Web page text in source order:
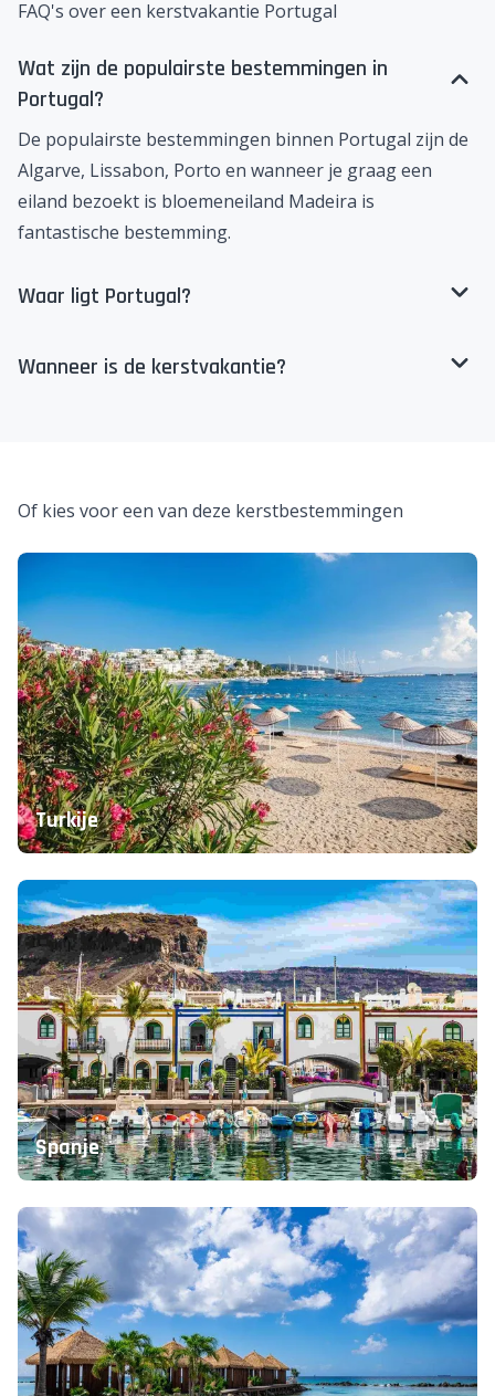
Corendon
FAQ's over een kerstvakantie Portugal
Wat zijn de populairste bestemmingen in
Portugal?
De populairste bestemmingen binnen Portugal zijn de
Waar ligt Portugal?
Of kies voor een van deze kerstbestemmingen
Turkije
Spanje